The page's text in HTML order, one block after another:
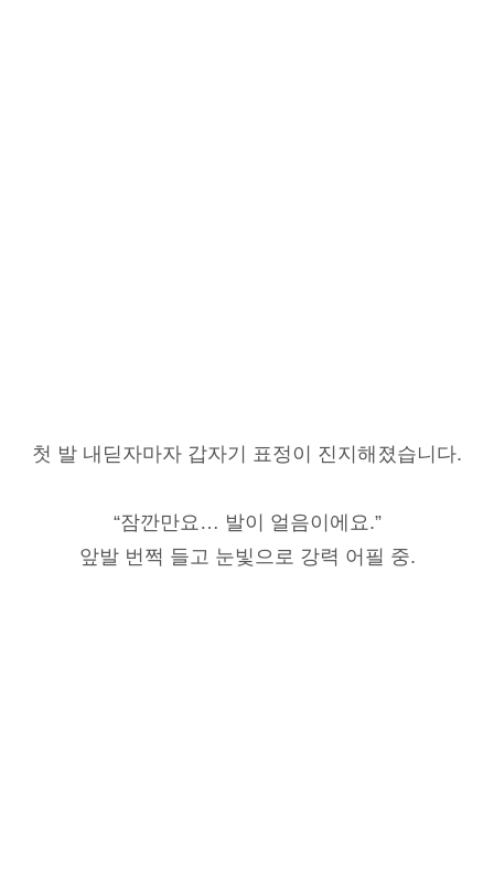
첫 발 내딛자마자 갑자기 표정이 진지해졌습니다.
“잠깐만요… 발이 얼음이에요.”
앞발 번쩍 들고 눈빛으로 강력 어필 중.